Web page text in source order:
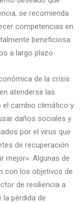
se recomienda
competencias en
beneficiosa
a largo plazo.
de la crisis
atenderse las
el cambio climático y
daños sociales y
por el virus que
de recuperación
mejor». Algunas de
con los objetivos de
de resiliencia a
pérdida de